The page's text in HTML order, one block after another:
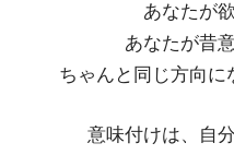
あなたが
あなたが昔
ちゃんと同じ方向に
意味付けは、自